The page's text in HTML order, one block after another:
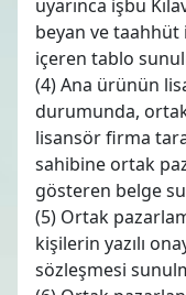
uyarınca işbu
beyan ve
içeren tablo
(4) Ana ürünün
durumunda,
lisansör firma
sahibine ortak
gösteren belge
(5) Ortak
kişilerin yazılı
sözleşmesi